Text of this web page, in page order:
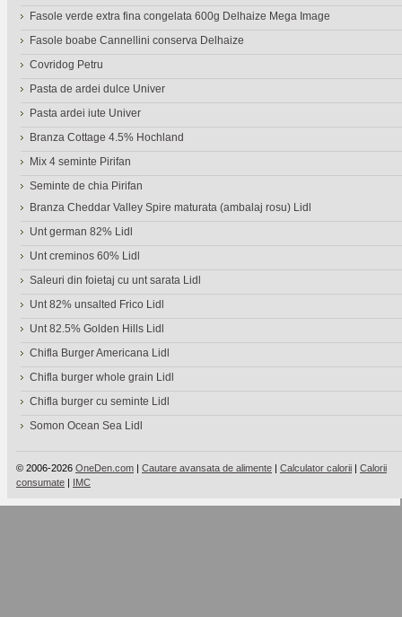
Fasole verde extra fina congelata 600g Delhaize Mega Image
Fasole boabe Cannellini conserva Delhaize
Covridog Petru
Pasta de ardei dulce Univer
Pasta ardei iute Univer
Branza Cottage 4.5% Hochland
Mix 4 seminte Pirifan
Seminte de chia Pirifan
Branza Cheddar Valley Spire maturata (ambalaj rosu) Lidl
Unt german 82% Lidl
Unt creminos 60% Lidl
Saleuri din foietaj cu unt sarata Lidl
Unt 82% unsalted Frico Lidl
Unt 82.5% Golden Hills Lidl
Chifla Burger Americana Lidl
Chifla burger whole grain Lidl
Chifla burger cu seminte Lidl
Somon Ocean Sea Lidl
© 2006-2026 OneDen.com | Cautare avansata de alimente | Calculator calorii | Calorii
consumate | IMC